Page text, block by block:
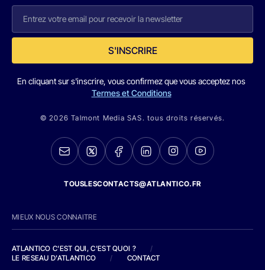
S'INSCRIRE
En cliquant sur s'inscrire, vous confirmez que vous acceptez nos
Termes et Conditions
© 2026 Talmont Media SAS. tous droits réservés.
TOUSLESCONTACTS@ATLANTICO.FR
MIEUX NOUS CONNAITRE
ATLANTICO C'EST QUI, C'EST QUOI ?
/
LE RESEAU D'ATLANTICO
/ CONTACT